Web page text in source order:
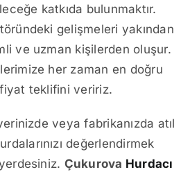
katkıda bulunmaktır.
gelişmeleri yakından
ve uzman kişilerden oluşur.
her zaman en doğru
teklifini veririz.
veya fabrikanızda atıl
değerlendirmek
Çukurova Hurdacı